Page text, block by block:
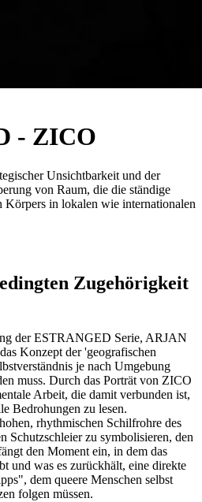
- ZICO
Unsichtbarkeit und der
von Raum, die die ständige
Körpers in lokalen wie internationalen
Zugehörigkeit
der ESTRANGED Serie, ARJAN
Konzept der 'geografischen
je nach Umgebung
muss. Durch das Porträt von ZICO
Arbeit, die damit verbunden ist,
Bedrohungen zu lesen.
rhythmischen Schilfrohre des
Schutzschleier zu symbolisieren, den
den Moment ein, in dem das
und was es zurückhält, eine direkte
dem queere Menschen selbst
folgen müssen.